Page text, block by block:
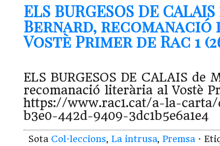
ELS BURGESOS DE
Bernard,
Vostè Primer de Rac 1
ELS BURGESOS DE CALAIS de
recomanació literària al Vostè
https://www.rac1.cat/a-la-
b3e0-442d-9409-3dc1b5e6a1e4
Sota Col·leccions, La intrusa, Premsa ·